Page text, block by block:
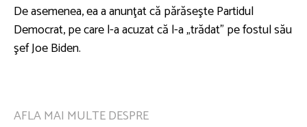
De asemenea, ea a anunţat că părăseşte Partidul
Democrat, pe care l-a acuzat că l-a „trădat” pe fostul său
şef Joe Biden.
AFLA MAI MULTE DESPRE